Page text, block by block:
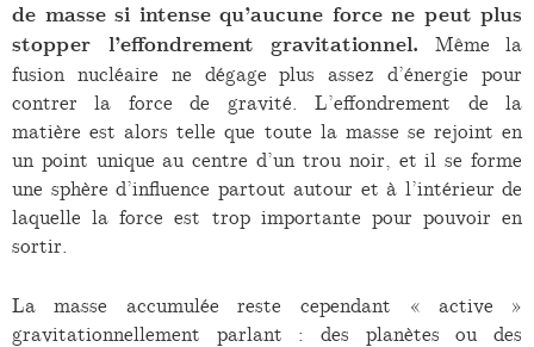
de masse si intense qu’aucune force ne peut plus
stopper l’effondrement gravitationnel. Même la
fusion nucléaire ne dégage plus assez d’énergie pour
contrer la force de gravité. L’effondrement de la
matière est alors telle que toute la masse se rejoint en
un point unique au centre d’un trou noir, et il se forme
une sphère d’influence partout autour et à l’intérieur de
laquelle la force est trop importante pour pouvoir en
sortir.
La masse accumulée reste cependant « active »
gravitationnellement parlant : des planètes ou des